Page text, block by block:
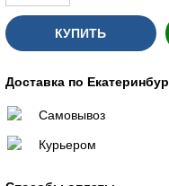
КУПИТЬ
Доставка по
Самовывоз
Курьером